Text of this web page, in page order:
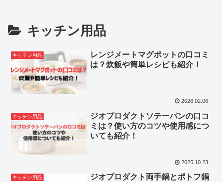
キッチン用品
キッチン用品
レンジメートマグポットの口コミ
は？炊飯や簡単レシピも紹介！
2026.02.06
キッチン用品
ジオプロダクトソテーパンの口コ
ミは？使い方のコツや使用感につ
いても紹介！
2025.10.23
キッチン用品
ジオプロダクト両手鍋とポトフ鍋